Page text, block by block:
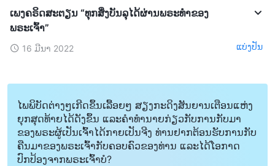
ເພງຄຣິດສະຕຽນ “ທຸກສິ່ງບັນລຸໄດ້ຜ່ານພຣະທຳຂອງ
ພຣະເຈົ້າ”
16 ມີນາ 2022 ແບ່ງປັນ
ໄພພິບັດຕ່າງໆເກີດຂຶ້ນເລື້ອຍໆ ສຽງກະດິງສັນຍານເຕືອນແຫ່ງ
ຍຸກສຸດທ້າຍໄດ້ດັງຂຶ້ນ ແລະຄໍາທໍານາຍກ່ຽວກັບການກັບມາ
ຂອງພຣະຜູ້ເປັນເຈົ້າໄດ້ກາຍເປັນຈີງ ທ່ານຢາກຕ້ອນຮັບການກັບ
ຄືນມາຂອງພຣະເຈົ້າກັບຄອບຄົວຂອງທ່ານ ແລະໄດ້ໂອກາດ
ປົກປ້ອງຈາກພຣະເຈົ້າບໍ?